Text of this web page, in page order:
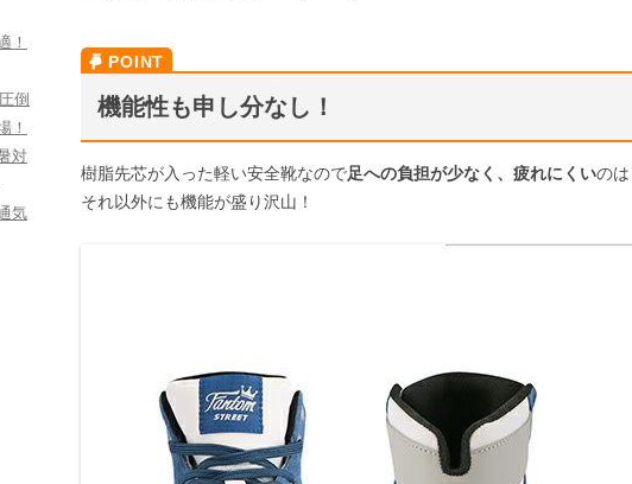
機能性も申し分なし！
樹脂先芯が入った軽い安全靴なので足への負担が少なく、疲れにくいの
それ以外にも機能が盛り沢山！
！
倒
！
対
気